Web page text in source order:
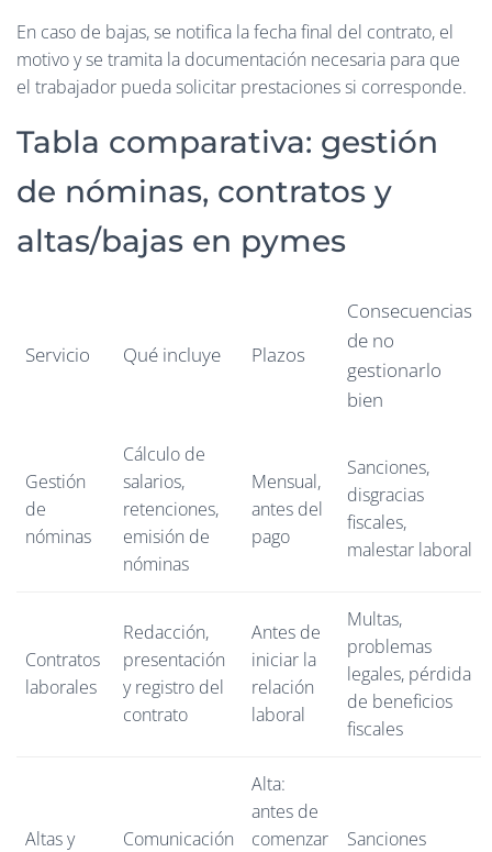
En caso de bajas, se notifica la fecha final del contrato, el
motivo y se tramita la documentación necesaria para que
el trabajador pueda solicitar prestaciones si corresponde.
Tabla comparativa: gestión
de nóminas, contratos y
altas/bajas en pymes
Servicio Qué incluye Plazos
Consecuencias
de no
gestionarlo
bien
Gestión
de
nóminas
Cálculo de
salarios,
retenciones,
emisión de
nóminas
Mensual,
antes del
pago
Sanciones,
disgracias
fiscales,
malestar laboral
Contratos
laborales
Redacción,
presentación
y registro del
contrato
Antes de
iniciar la
relación
laboral
Multas,
problemas
legales, pérdida
de beneficios
fiscales
Altas y
Comunicación
Alta:
antes de
comenzar
Sanciones